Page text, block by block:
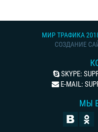
МИР ТРАФИКА
СОЗДАНИЕ
SKYPE:
E-MAIL:
МЫ